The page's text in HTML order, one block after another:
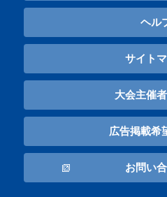
ヘル
サイト
大会主催
広告掲載希
お問い